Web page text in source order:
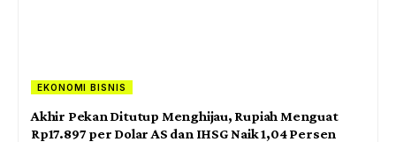
EKONOMI BISNIS
Akhir Pekan Ditutup Menghijau, Rupiah Menguat
Rp17.897 per Dolar AS dan IHSG Naik 1,04 Persen